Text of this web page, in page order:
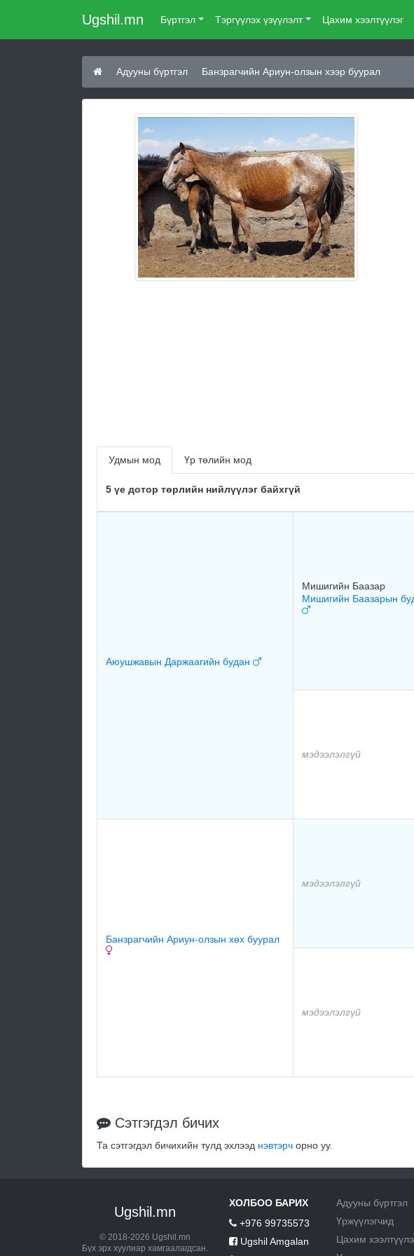
Ugshil.mn Бүртгэл Тэргүүлэх үзүүлэлт Цахим хээлтүүлэг
Адууны бүртгэл Банзрагчийн Ариун-олзын хээр буурал
Удмын мод Үр төлийн мод
5 үе дотор төрлийн нийлүүлэг байхгүй
Аюушжавын Даржаагийн будан
Мишигийн Баазар
Мишигийн Баазарын
мэдээлэлгүй
Банзрагчийн Ариун-олзын хөх буурал
мэдээлэлгүй
мэдээлэлгүй
Сэтгэгдэл бичих
Та сэтгэгдэл бичихийн тулд эхлээд нэвтэрч орно уу.
Ugshil.mn
© 2018-2026 Ugshil.mn
Бүх эрх хуулиар хамгаалагдсан.
ХОЛБОО БАРИХ
+976 99735573
Ugshil Amgalan
Адууны бүртгэл
Үржүүлэгчид
Цахим